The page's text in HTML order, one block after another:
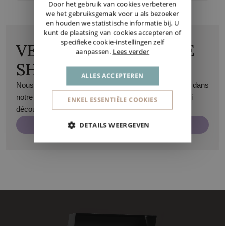
VENEZ VISITER NOTRE
SHOWROOM
Nous serons ravis de vous accueillir sur rendez-vous dans
notre showroom à Maasmechelen. Vous pourrez ainsi
découvrir tous nos produits de près.
Prenez rendez-vous
Door het gebruik van cookies verbeteren
we het gebruiksgemak voor u als bezoeker
en houden we statistische informatie bij. U
kunt de plaatsing van cookies accepteren of
specifieke cookie-instellingen zelf
aanpassen. Lees verder
ALLES ACCEPTEREN
ENKEL ESSENTIËLE COOKIES
DETAILS WEERGEVEN